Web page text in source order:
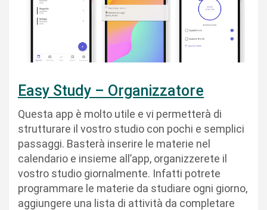
Easy Study – Organizzatore
Questa app è molto utile e vi permetterà di
strutturare il vostro studio con pochi e semplici
passaggi. Basterà inserire le materie nel
calendario e insieme all’app, organizzerete il
vostro studio giornalmente. Infatti potrete
programmare le materie da studiare ogni giorno,
aggiungere una lista di attività da completare